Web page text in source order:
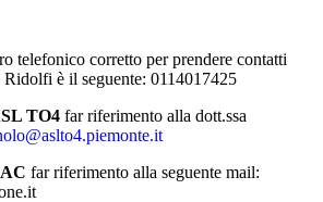
telefonico corretto per prendere contatti
Ridolfi è il seguente: 0114017425
TO4 far riferimento alla dott.ssa
far riferimento alla seguente mail: